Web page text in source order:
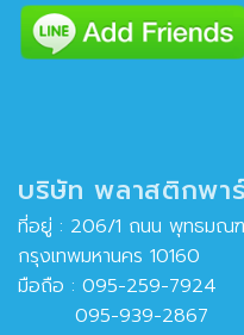
บริษัท พลาสติกพา
ที่อยู่ : 206/1 ถนน พุทธมณฑ
กรุงเทพมหานคร 10160
มือถือ : 095-259-7924
095-939-2867